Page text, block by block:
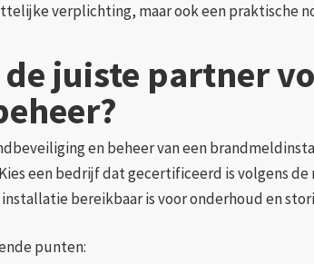
verplichting, maar ook een praktische
de juiste partner
en beheer van een
een bedrijf dat gecertificeerd is volgens
bereikbaar is voor onderhoud en
punten: